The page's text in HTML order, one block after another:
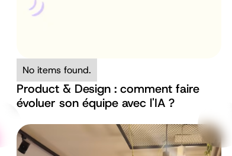
No items found.
Product & Design : comment faire
évoluer son équipe avec l'IA ?